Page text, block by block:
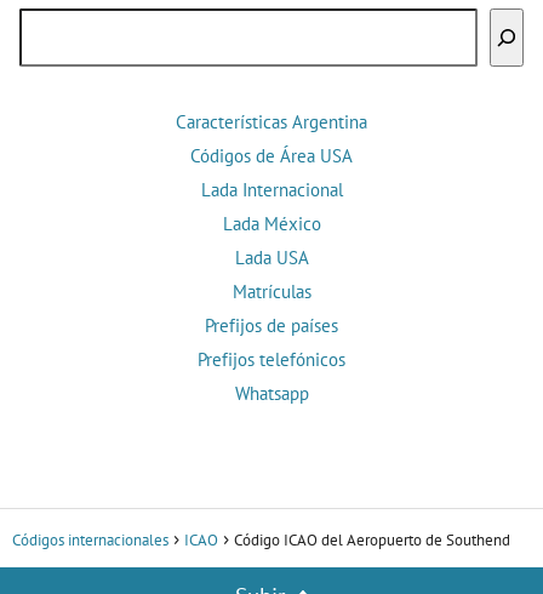
Características Argentina
Códigos de Área USA
Lada Internacional
Lada México
Lada USA
Matrículas
Prefijos de países
Prefijos telefónicos
Whatsapp
Códigos internacionales ICAO Código ICAO del Aeropuerto de Southend